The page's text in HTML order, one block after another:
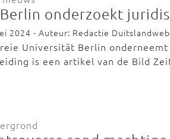
Berlin onderzoekt
2024 - Auteur: Redactie Duitslandweb
Universität Berlin
is een artikel van de Bild